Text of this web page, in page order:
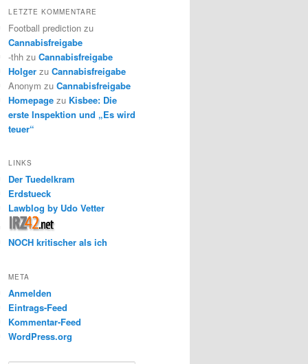
LETZTE KOMMENTARE
Football prediction zu
Cannabisfreigabe
-thh zu Cannabisfreigabe
Holger zu Cannabisfreigabe
Anonym zu Cannabisfreigabe
Homepage zu Kisbee: Die
erste Inspektion und „Es wird
teuer“
LINKS
Der Tuedelkram
Erdstueck
Lawblog by Udo Vetter
NOCH kritischer als ich
META
Anmelden
Eintrags-Feed
Kommentar-Feed
WordPress.org